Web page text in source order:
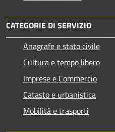
CATEGORIE DI SERVIZIO
Anagrafe e stato civile
Cultura e tempo libero
Imprese e Commercio
Catasto e urbanistica
Mobilità e trasporti